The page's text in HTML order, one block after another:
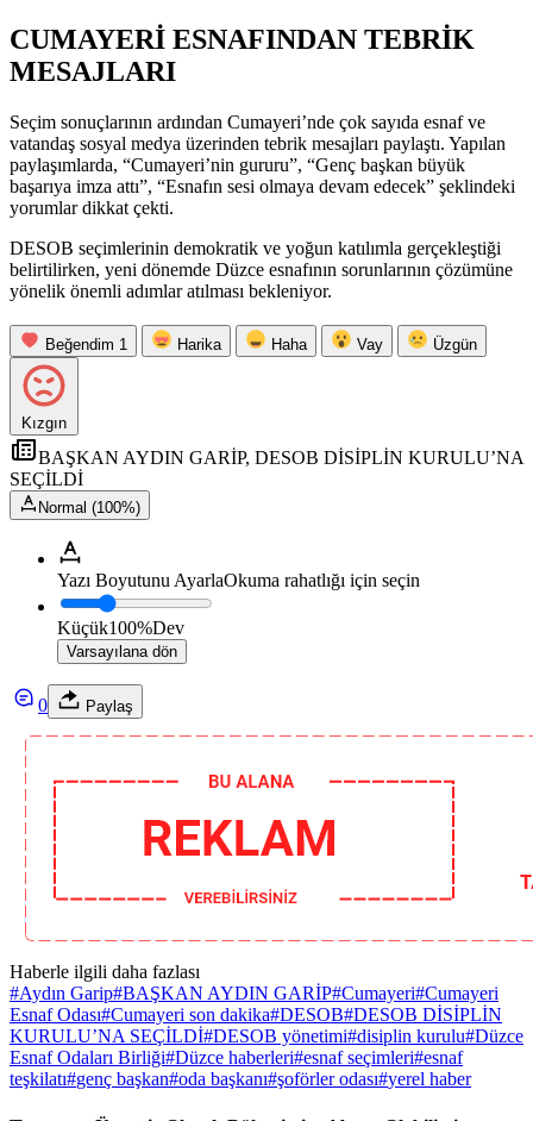
CUMAYERİ ESNAFINDAN TEBRİK
MESAJLARI
Seçim sonuçlarının ardından Cumayeri’nde çok sayıda esnaf ve
vatandaş sosyal medya üzerinden tebrik mesajları paylaştı. Yapılan
paylaşımlarda, “Cumayeri’nin gururu”, “Genç başkan büyük
başarıya imza attı”, “Esnafın sesi olmaya devam edecek” şeklindeki
yorumlar dikkat çekti.
DESOB seçimlerinin demokratik ve yoğun katılımla gerçekleştiği
belirtilirken, yeni dönemde Düzce esnafının sorunlarının çözümüne
yönelik önemli adımlar atılması bekleniyor.
Beğendim 1 Harika Haha Vay Üzgün
Kızgın
BAŞKAN AYDIN GARİP, DESOB DİSİPLİN KURULU’NA
SEÇİLDİ
Normal (100%)
Yazı Boyutunu AyarlaOkuma rahatlığı için seçin
Küçük100%Dev
Varsayılana dön
0 Paylaş
Haberle ilgili daha fazlası
#Aydın Garip#BAŞKAN AYDIN GARİP#Cumayeri#Cumayeri
Esnaf Odası#Cumayeri son dakika#DESOB#DESOB DİSİPLİN
KURULU’NA SEÇİLDİ#DESOB yönetimi#disiplin kurulu#Düzce
Esnaf Odaları Birliği#Düzce haberleri#esnaf seçimleri#esnaf
teşkilatı#genç başkan#oda başkanı#şoförler odası#yerel haber